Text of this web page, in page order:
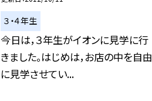
３・４年生
今日は，３年生がイオンに見学に行
きました。はじめは，お店の中を自由
に見学させてい...